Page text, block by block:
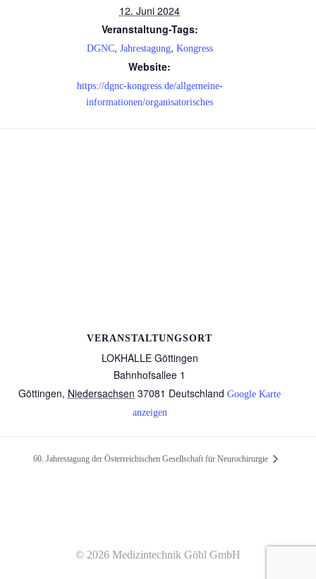
12. Juni 2024
Veranstaltung-Tags:
DGNC, Jahrestagung, Kongress
Website:
https://dgnc-kongress.de/allgemeine-
informationen/organisatorisches
VERANSTALTUNGSORT
LOKHALLE Göttingen
Bahnhofsallee 1
Göttingen, Niedersachsen 37081 Deutschland Google Karte
anzeigen
60. Jahrestagung der Österreichischen Gesellschaft für Neurochirurgie
© 2026 Medizintechnik Göhl GmbH